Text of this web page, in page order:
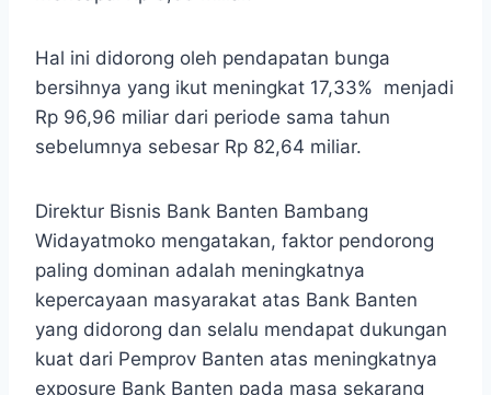
Hal ini didorong oleh pendapatan bunga
bersihnya yang ikut meningkat 17,33% menjadi
Rp 96,96 miliar dari periode sama tahun
sebelumnya sebesar Rp 82,64 miliar.
Direktur Bisnis Bank Banten Bambang
Widayatmoko mengatakan, faktor pendorong
paling dominan adalah meningkatnya
kepercayaan masyarakat atas Bank Banten
yang didorong dan selalu mendapat dukungan
kuat dari Pemprov Banten atas meningkatnya
exposure Bank Banten pada masa sekarang